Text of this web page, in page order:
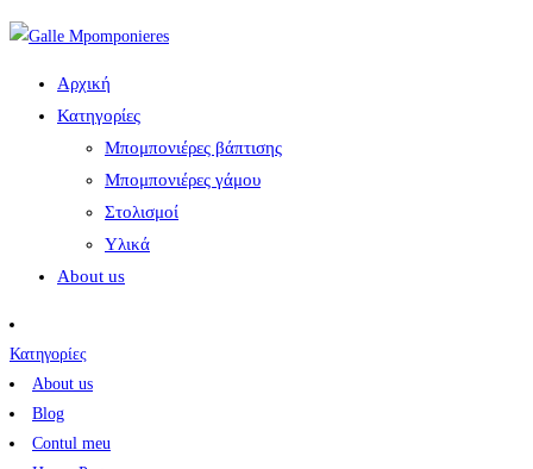
Αρχική
Κατηγορίες
Μπομπονιέρες βάπτισης
Μπομπονιέρες γάμου
Στολισμοί
Υλικά
About us
Κατηγορίες
About us
Blog
Contul meu